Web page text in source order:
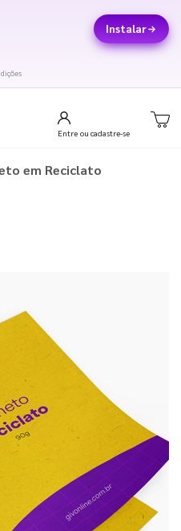
Instalar
Entre ou cadastre-se
em Reciclato